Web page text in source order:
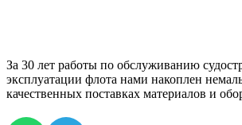
За 30 лет работы по обслуживанию
эксплуатации флота нами накоплен
качественных поставках материалов и